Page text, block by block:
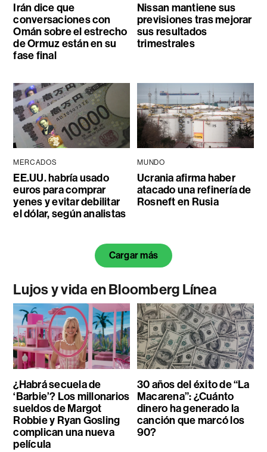
Irán dice que
conversaciones con
Omán sobre el estrecho
de Ormuz están en su
fase final
Nissan mantiene sus
previsiones tras mejorar
sus resultados
trimestrales
MERCADOS
EE.UU. habría usado
euros para comprar
yenes y evitar debilitar
el dólar, según analistas
MUNDO
Ucrania afirma haber
atacado una refinería de
Rosneft en Rusia
Cargar más
Lujos y vida en Bloomberg Línea
¿Habrá secuela de
‘Barbie’? Los millonarios
sueldos de Margot
Robbie y Ryan Gosling
complican una nueva
película
30 años del éxito de “La
Macarena”: ¿Cuánto
dinero ha generado la
canción que marcó los
90?